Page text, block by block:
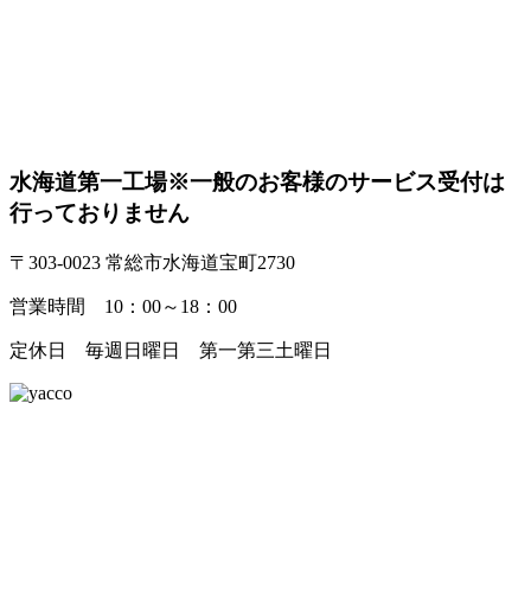
水海道第一工場※一般のお客様のサービス受付は
行っておりません
〒303-0023 常総市水海道宝町2730
営業時間 10：00～18：00
定休日 毎週日曜日 第一第三土曜日